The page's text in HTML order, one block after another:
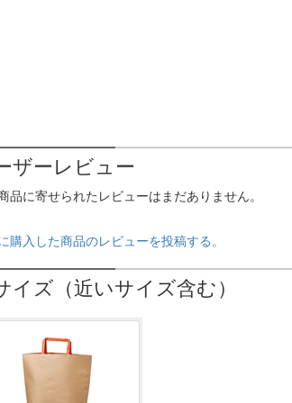
ザーレビュー
品に寄せられたレビューはまだありません。
購入した商品のレビューを投稿する。
イズ（近いサイズ含む）